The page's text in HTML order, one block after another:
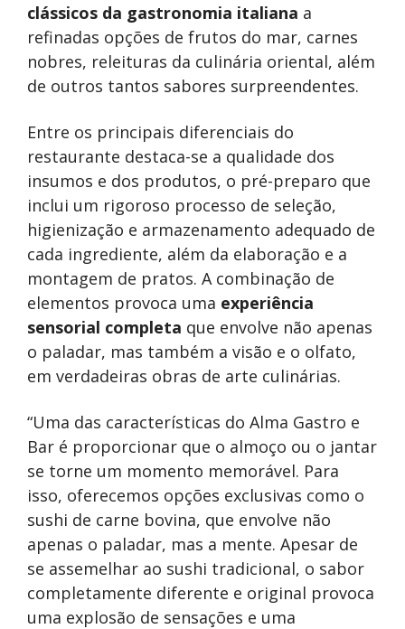
clássicos da gastronomia italiana a
refinadas opções de frutos do mar, carnes
nobres, releituras da culinária oriental, além
de outros tantos sabores surpreendentes.
Entre os principais diferenciais do
restaurante destaca-se a qualidade dos
insumos e dos produtos, o pré-preparo que
inclui um rigoroso processo de seleção,
higienização e armazenamento adequado de
cada ingrediente, além da elaboração e a
montagem de pratos. A combinação de
elementos provoca uma experiência
sensorial completa que envolve não apenas
o paladar, mas também a visão e o olfato,
em verdadeiras obras de arte culinárias.
“Uma das características do Alma Gastro e
Bar é proporcionar que o almoço ou o jantar
se torne um momento memorável. Para
isso, oferecemos opções exclusivas como o
sushi de carne bovina, que envolve não
apenas o paladar, mas a mente. Apesar de
se assemelhar ao sushi tradicional, o sabor
completamente diferente e original provoca
uma explosão de sensações e uma